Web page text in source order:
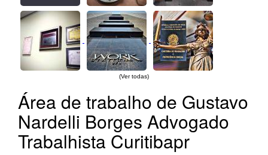
(Ver todas)
Área de trabalho de Gustavo
Nardelli Borges Advogado
Trabalhista Curitibapr